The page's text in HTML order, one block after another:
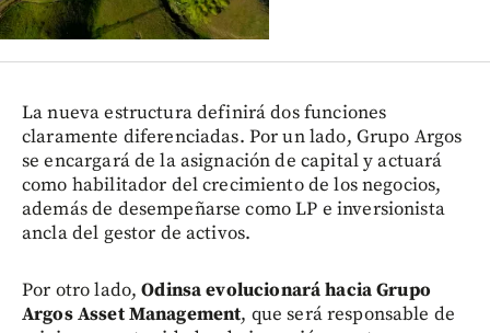
La nueva estructura definirá dos funciones
claramente diferenciadas. Por un lado, Grupo Argos
se encargará de la asignación de capital y actuará
como habilitador del crecimiento de los negocios,
además de desempeñarse como LP e inversionista
ancla del gestor de activos.
Por otro lado,Odinsa evolucionará hacia Grupo
Argos Asset Management, que será responsable de